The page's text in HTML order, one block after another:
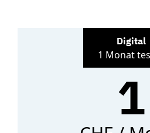
Digital
1 Monat
1